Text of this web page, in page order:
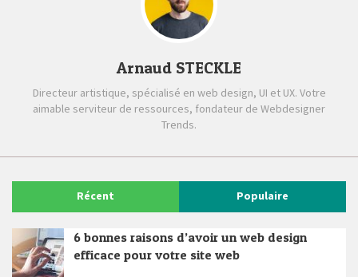
Arnaud STECKLE
Directeur artistique, spécialisé en web design, UI et UX. Votre
aimable serviteur de ressources, fondateur de Webdesigner
Trends.
Récent Populaire
6 bonnes raisons d’avoir un web design
efficace pour votre site web